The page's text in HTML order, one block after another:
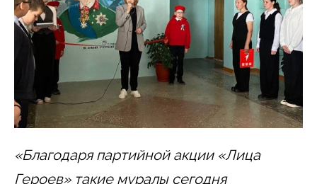
«Благодаря партийной акции «Лица
Героев» такие муралы сегодня